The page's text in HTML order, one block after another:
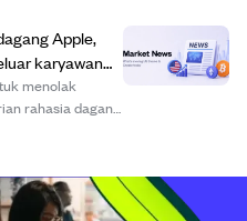
Apple,
karyawan
menolak
rahasia dagang,
keluar karyawan
akun